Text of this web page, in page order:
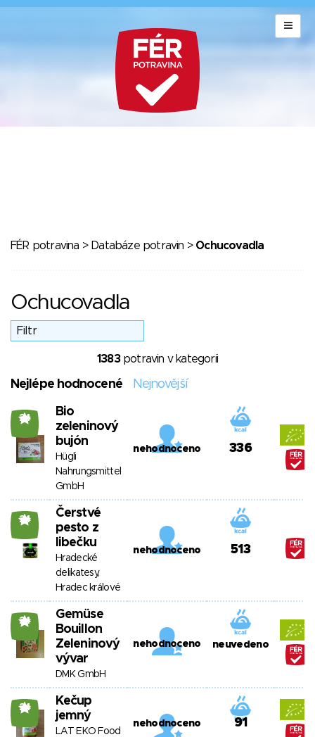
FÉR potravina > Databáze potravin > Ochucovadla
Ochucovadla
1383potravin v kategorii
Nejlépe hodnocené Nejnovější
24
Bio
zeleninový
bujón
Hügli
Nahrungsmittel
GmbH
nehodnoceno 336
24
Čerstvé
pesto z
libečku
Hradecké
delikatesy,
Hradec králové
nehodnoceno 513
24
Gemüse
Bouillon
Zeleninový
vývar
DMK GmbH
nehodnoceno neuvedeno
24
Kečup
jemný
LAT EKO Food
nehodnoceno 91